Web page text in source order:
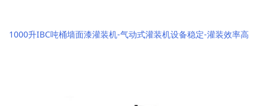
1000升IBC吨桶墙面漆灌装机-气动式灌装机设备稳定-灌装效率高